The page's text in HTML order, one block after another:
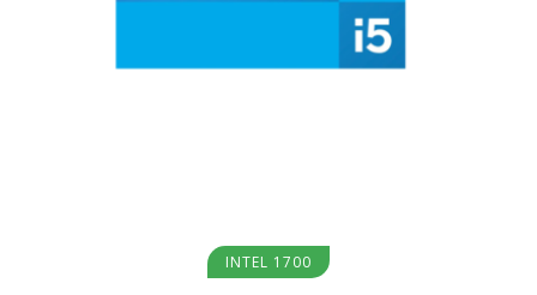
Aggiungi al carrello
INTEL 1700